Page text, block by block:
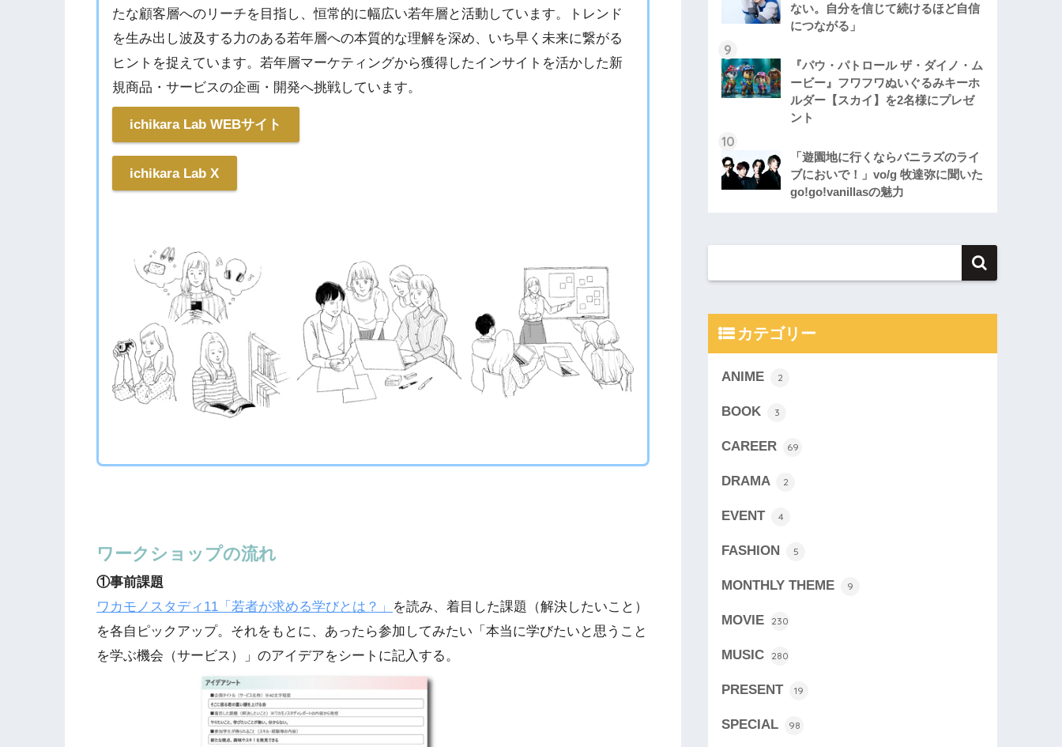
たな顧客層へのリーチを目指し、恒常的に幅広い若年層と活動しています。トレンド
を生み出し波及する力のある若年層への本質的な理解を深め、いち早く未来に繋がる
ヒントを捉えています。若年層マーケティングから獲得したインサイトを活かした新
規商品・サービスの企画・開発へ挑戦しています。
ichikara Lab WEBサイト
ichikara Lab X
ワークショップの流れ
①事前課題
ワカモノスタディ11「若者が求める学びとは？」
を読み、着目した課題（解決したいこと）
を各自ピックアップ。それをもとに、あったら参加してみたい「本当に学びたいと思うこと
を学ぶ機会（サービス）」のアイデアをシートに記入する。
ない。自分を信じて続けるほど自信
につながる」
『パウ・パトロール ザ・ダイノ・ム
ービー』フワフワぬいぐるみキーホ
ルダー【スカイ】を2名様にプレゼ
ント
「遊園地に行くならバニラズのライ
ブにおいで！」vo/g 牧達弥に聞いた
go!go!vanillasの魅力
カテゴリー
ANIME 2
BOOK 3
CAREER 69
DRAMA 2
EVENT 4
FASHION 5
MONTHLY THEME 9
MOVIE 230
MUSIC 280
PRESENT 19
SPECIAL 98